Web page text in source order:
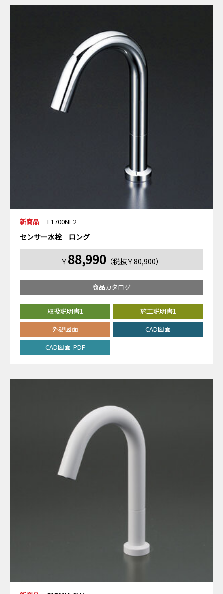
新商品 E1700NL2
センサー水栓 ロング
￥ 88,990（税抜￥80,900）
商品カタログ
取扱説明書1
施工説明書1
外観図面
CAD図面
CAD図面-PDF